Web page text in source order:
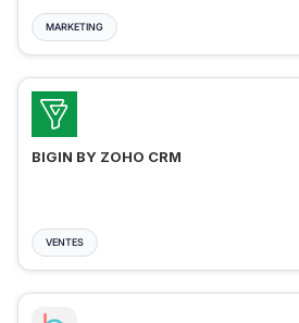
MARKETING
BIGIN BY ZOHO CRM
VENTES